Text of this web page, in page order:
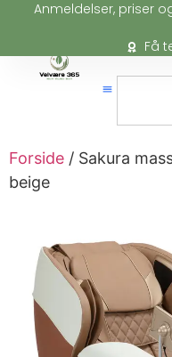
Anmeldelser, priser
Få
Forside / Sakura
beige